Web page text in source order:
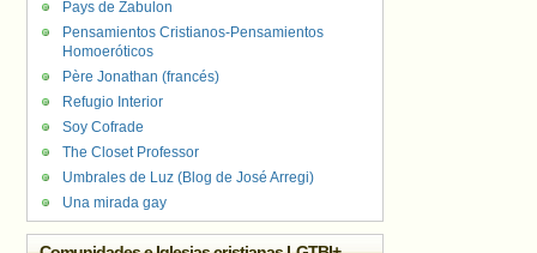
Pays de Zabulon
Pensamientos Cristianos-Pensamientos
Homoeróticos
Père Jonathan (francés)
Refugio Interior
Soy Cofrade
The Closet Professor
Umbrales de Luz (Blog de José Arregi)
Una mirada gay